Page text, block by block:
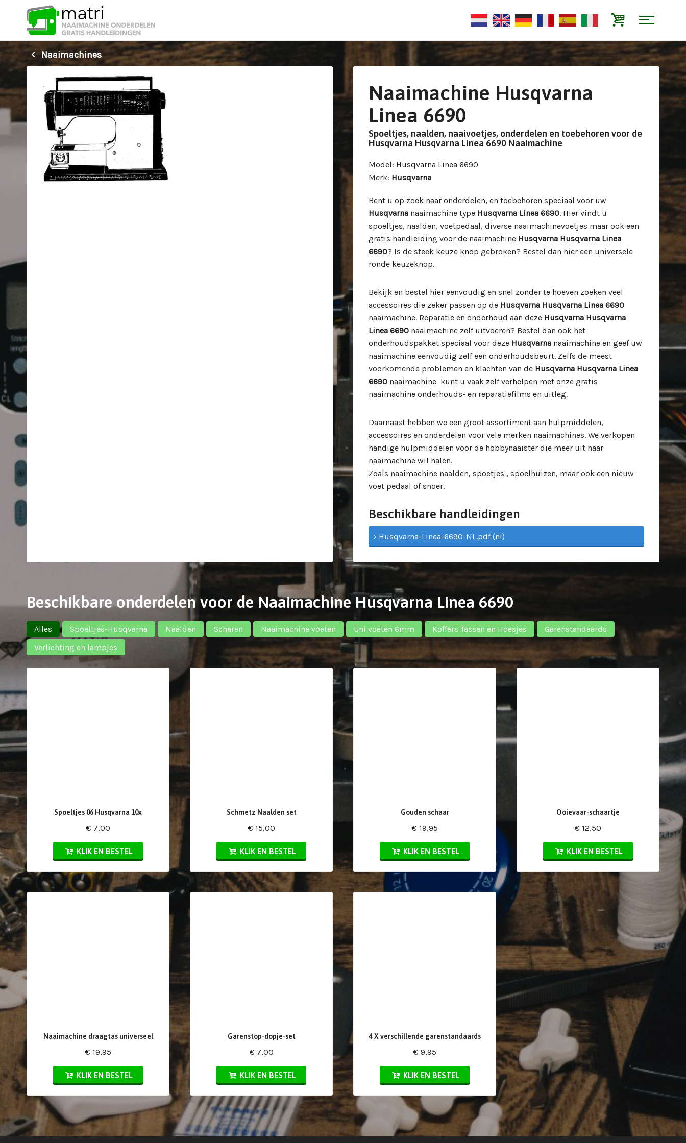
Naaimachines
Naaimachine Husqvarna
Linea 6690
Spoeltjes, naalden, naaivoetjes, onderdelen en toebehoren voor de
Husqvarna Husqvarna Linea 6690 Naaimachine
Model: Husqvarna Linea 6690
Merk: Husqvarna
Bent u op zoek naar onderdelen, en toebehoren speciaal voor uw
Husqvarna naaimachine type Husqvarna Linea 6690. Hier vindt u
spoeltjes, naalden, voetpedaal, diverse naaimachinevoetjes maar ook een
gratis handleiding voor de naaimachine Husqvarna Husqvarna Linea
6690? Is de steek keuze knop gebroken? Bestel dan hier een universele
ronde keuzeknop.
Bekijk en bestel hier eenvoudig en snel zonder te hoeven zoeken veel
accessoires die zeker passen op de Husqvarna Husqvarna Linea 6690
naaimachine. Reparatie en onderhoud aan deze Husqvarna Husqvarna
Linea 6690 naaimachine zelf uitvoeren? Bestel dan ook het
onderhoudspakket speciaal voor deze Husqvarna naaimachine en geef uw
naaimachine eenvoudig zelf een onderhoudsbeurt. Zelfs de meest
voorkomende problemen en klachten van de Husqvarna Husqvarna Linea
6690 naaimachine kunt u vaak zelf verhelpen met onze gratis
naaimachine onderhouds- en reparatiefilms en uitleg.
Daarnaast hebben we een groot assortiment aan hulpmiddelen,
accessoires en onderdelen voor vele merken naaimachines. We verkopen
handige hulpmiddelen voor de hobbynaaister die meer uit haar
naaimachine wil halen.
Zoals naaimachine naalden, spoetjes , spoelhuizen, maar ook een nieuw
voet pedaal of snoer.
Beschikbare handleidingen
› Husqvarna-Linea-6690-NL.pdf (nl)
Beschikbare onderdelen voor de Naaimachine Husqvarna Linea 6690
Alles Spoeltjes-Husqvarna Naalden Scharen Naaimachine voeten Uni voeten 6mm Koffers Tassen en Hoesjes
Garenstandaards
Verlichting en lampjes
Spoeltjes 06 Husqvarna 10x
€ 7,00
KLIK EN BESTEL
Schmetz Naalden set
€ 15,00
KLIK EN BESTEL
Gouden schaar
€ 19,95
KLIK EN BESTEL
Ooievaar-schaartje
€ 12,50
KLIK EN BESTEL
Naaimachine draagtas universeel
€ 19,95
KLIK EN BESTEL
Garenstop-dopje-set
€ 7,00
KLIK EN BESTEL
4 X verschillende garenstandaards
€ 9,95
KLIK EN BESTEL